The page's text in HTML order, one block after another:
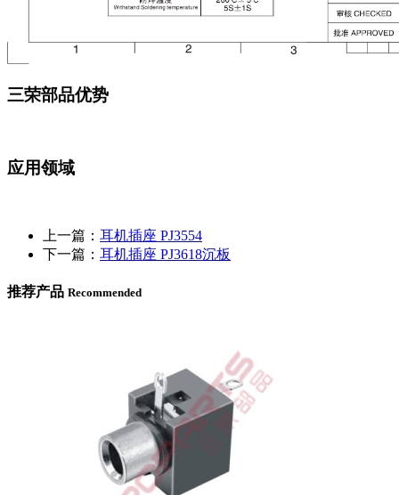
三荣部品优势
应用领域
上一篇： 耳机插座 PJ3554
下一篇： 耳机插座 PJ3618沉板
推荐产品 Recommended